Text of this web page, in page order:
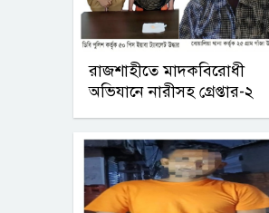
রাজশাহীতে মাদকবিরোধী
অভিযানে নারীসহ গ্রেপ্তার-২